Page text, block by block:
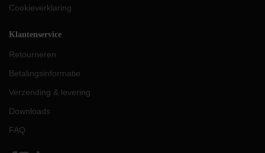
Cookieverklaring
Klantenservice
Retourneren
Betalingsinformatie
Verzending & levering
Downloads
FAQ